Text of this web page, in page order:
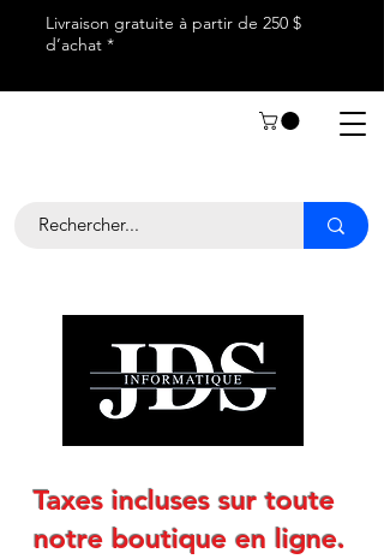
Livraison gratuite à partir de 250 $
d’achat *
Taxes incluses sur toute
notre boutique en ligne.